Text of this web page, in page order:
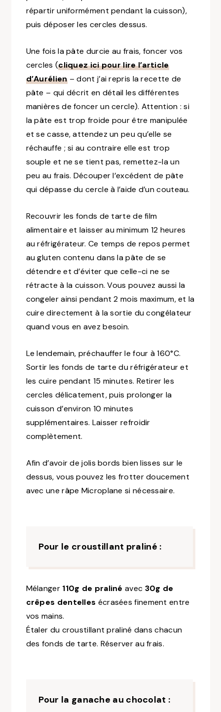
répartir uniformément pendant la cuisson),
puis déposer les cercles dessus.
Une fois la pâte durcie au frais, foncer vos
cercles (cliquez ici pour lire l’article
d’Aurélien– dont j’ai repris la recette de
pâte – qui décrit en détail les différentes
manières de foncer un cercle). Attention : si
la pâte est trop froide pour être manipulée
et se casse, attendez un peu qu’elle se
réchauffe ; si au contraire elle est trop
souple et ne se tient pas, remettez-la un
peu au frais. Découper l’excédent de pâte
qui dépasse du cercle à l’aide d’un couteau.
Recouvrir les fonds de tarte de film
alimentaire et laisser au minimum 12 heures
au réfrigérateur. Ce temps de repos permet
au gluten contenu dans la pâte de se
détendre et d’éviter que celle-ci ne se
rétracte à la cuisson. Vous pouvez aussi la
congeler ainsi pendant 2 mois maximum, et la
cuire directement à la sortie du congélateur
quand vous en avez besoin.
Le lendemain, préchauffer le four à 160°C.
Sortir les fonds de tarte du réfrigérateur et
les cuire pendant 15 minutes. Retirer les
cercles délicatement, puis prolonger la
cuisson d’environ 10 minutes
supplémentaires. Laisser refroidir
complètement.
Afin d’avoir de jolis bords bien lisses sur le
dessus, vous pouvez les frotter doucement
avec une râpe Microplane si nécessaire.
Pour le croustillant praliné :
Mélanger110g de pralinéavec 30g de
crêpes dentelles écrasées finement entre
vos mains.
Étaler du croustillant praliné dans chacun
des fonds de tarte. Réserver au frais.
Pour la ganache au chocolat :